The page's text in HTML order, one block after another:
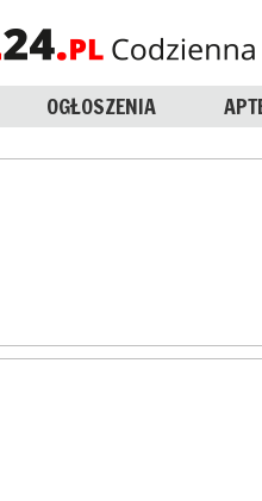
OGŁOSZENIA